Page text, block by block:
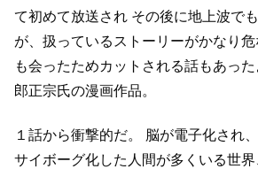
て初めて放送され その後に地上波で
が、扱っているストーリーがかなり危
も会ったためカットされる話もあった
郎正宗氏の漫画作品。
１話から衝撃的だ。
脳が電子化され
サイボーグ化した人間が多くいる世界